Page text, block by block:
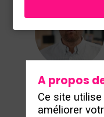
TB
A propos
Ce site
améliorer